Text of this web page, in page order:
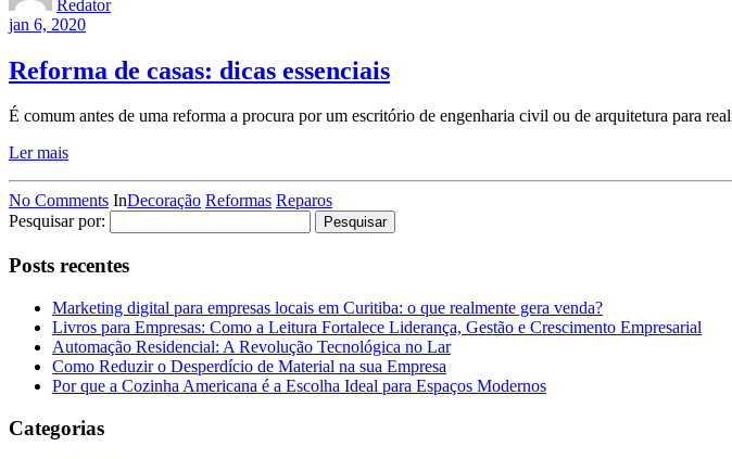
Redator
jan 6, 2020
Reforma de casas: dicas essenciais
É comum antes de uma reforma a procura por um escritório de engenharia civil ou de arquitetura para
Ler mais
No Comments InDecoração Reformas Reparos
Pesquisar por:
Posts recentes
Marketing digital para empresas locais em Curitiba: o que realmente gera venda?
Livros para Empresas: Como a Leitura Fortalece Liderança, Gestão e Crescimento Empresarial
Automação Residencial: A Revolução Tecnológica no Lar
Como Reduzir o Desperdício de Material na sua Empresa
Por que a Cozinha Americana é a Escolha Ideal para Espaços Modernos
Categorias